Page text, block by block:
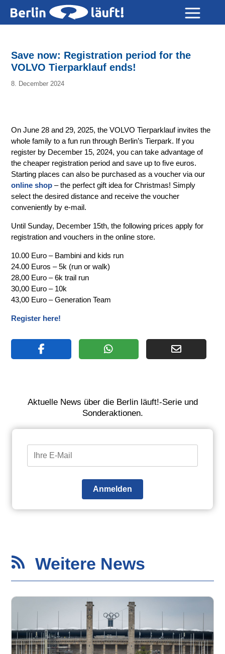
Save now: Registration period for the
VOLVO Tierparklauf ends!
8. December 2024
On June 28 and 29, 2025, the VOLVO Tierparklauf invites the
whole family to a fun run through Berlin’s Tierpark. If you
register by December 15, 2024, you can take advantage of
the cheaper registration period and save up to five euros.
Starting places can also be purchased as a voucher via our
online shop – the perfect gift idea for Christmas! Simply
select the desired distance and receive the voucher
conveniently by e-mail.
Until Sunday, December 15th, the following prices apply for
registration and vouchers in the online store.
10.00 Euro – Bambini and kids run
24.00 Euros – 5k (run or walk)
28,00 Euro – 6k trail run
30,00 Euro – 10k
43,00 Euro – Generation Team
Register here!
Aktuelle News über die Berlin läuft!-Serie und
Sonderaktionen.
Anmelden
 Weitere News